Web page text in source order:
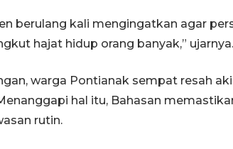
berulang kali mengingatkan agar
hajat hidup orang banyak,” ujarnya.
warga Pontianak sempat resah
hal itu, Bahasan
rutin.